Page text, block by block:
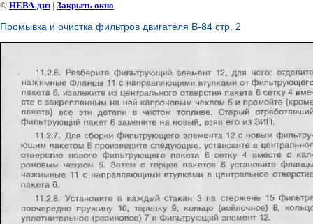
© НЕВА-диз | Закрыть окно
Промывка и очистка фильтров двигателя В-84 стр. 2